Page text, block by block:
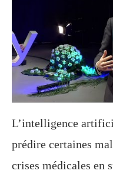
L’intelligence
prédire certaines
crises médicales en